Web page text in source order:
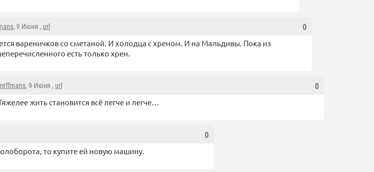
0
, 9 Июня , url
вареничков со сметаной. И холодца с хреном. И на Мальдивы. Пока из
есть только хрен.
0
, 9 Июня , url
жить становится всё легче и легче…
0
то купите ей новую машину.